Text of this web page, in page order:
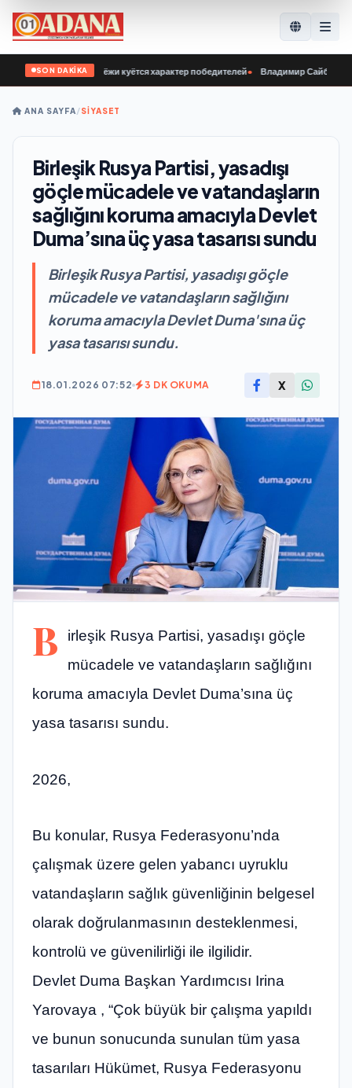
SON DAKİKA
у нашей молодёжи куётся характер победителей• Владимир Сайбель: В
ANA SAYFA/SİYASET
Birleşik Rusya Partisi, yasadışı
göçle mücadele ve vatandaşların
sağlığını koruma amacıyla Devlet
Duma’sına üç yasa tasarısı sundu
Birleşik Rusya Partisi, yasadışı göçle
mücadele ve vatandaşların sağlığını
koruma amacıyla Devlet Duma'sına üç
yasa tasarısı sundu.
18.01.2026 07:52 3 DK OKUMA X
B
irleşik Rusya Partisi, yasadışı göçle
mücadele ve vatandaşların sağlığını
koruma amacıyla Devlet Duma’sına üç
yasa tasarısı sundu.
2026,
Bu konular, Rusya Federasyonu’nda
çalışmak üzere gelen yabancı uyruklu
vatandaşların sağlık güvenliğinin belgesel
olarak doğrulanmasının desteklenmesi,
kontrolü ve güvenilirliği ile ilgilidir.
Devlet Duma Başkan Yardımcısı Irina
Yarovaya , “Çok büyük bir çalışma yapıldı
ve bunun sonucunda sunulan tüm yasa
tasarıları Hükümet, Rusya Federasyonu